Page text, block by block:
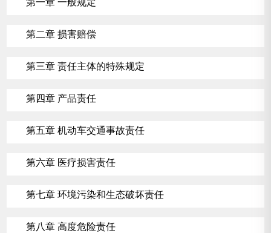
第一章 一般规定
第二章 损害赔偿
第三章 责任主体的特殊规定
第四章 产品责任
第五章 机动车交通事故责任
第六章 医疗损害责任
第七章 环境污染和生态破坏责任
第八章 高度危险责任